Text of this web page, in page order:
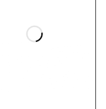
10–12 AWG